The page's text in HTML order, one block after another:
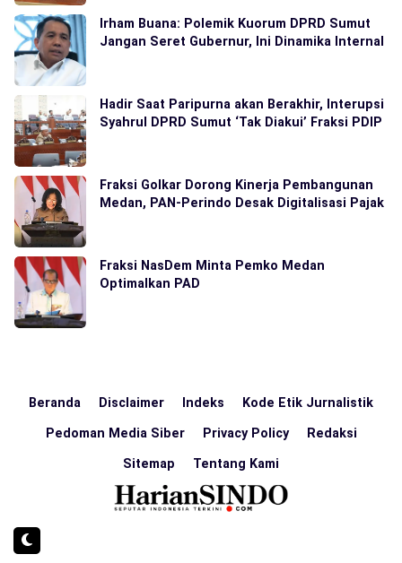
Irham Buana: Polemik Kuorum DPRD Sumut
Jangan Seret Gubernur, Ini Dinamika Internal
Hadir Saat Paripurna akan Berakhir, Interupsi
Syahrul DPRD Sumut ‘Tak Diakui’ Fraksi PDIP
Fraksi Golkar Dorong Kinerja Pembangunan
Medan, PAN-Perindo Desak Digitalisasi Pajak
Fraksi NasDem Minta Pemko Medan
Optimalkan PAD
Beranda Disclaimer Indeks Kode Etik Jurnalistik
Pedoman Media Siber Privacy Policy Redaksi
Sitemap Tentang Kami